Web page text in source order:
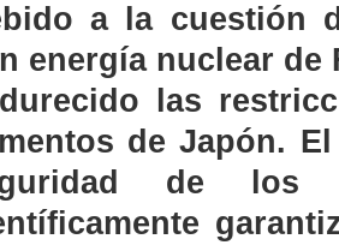
a la cuestión
energía nuclear de
las
de Japón.
de los